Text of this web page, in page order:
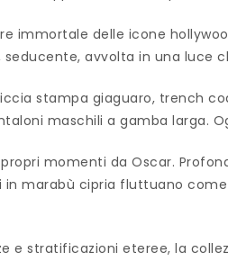
immortale delle icone
avvolta in una luce
stampa giaguaro, trench
maschili a gamba larga.
momenti da Oscar.
in marabù cipria fluttuano
e stratificazioni eteree, la